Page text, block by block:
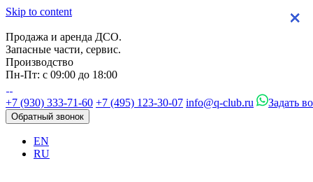
Skip to content
Продажа и аренда ДСО.
Запасные части, сервис.
Производство
Пн-Пт: с 09:00 до 18:00
+7 (930) 333-71-60 +7 (495) 123-30-07 info@q-club.ru Задать
Обратный звонок
EN
RU
×
×
×
×